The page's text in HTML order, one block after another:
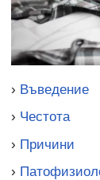
› Въведение
› Честота
› Причини
›